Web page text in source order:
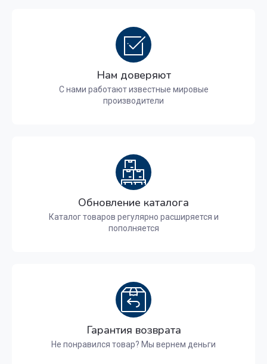
Нам доверяют
С нами работают известные мировые
производители
Обновление каталога
Каталог товаров регулярно расширяется и
пополняется
Гарантия возврата
Не понравился товар? Мы вернем деньги